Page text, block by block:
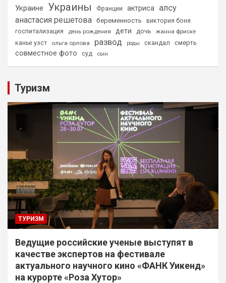
Украине Украины Франции актриса алсу
анастасия решетова беременность
виктория боня
госпитализация
день рождения дети дочь
жанна фриске
канье уэст
ольга орлова развод роды скандал смерть
совместное фото суд сын
Туризм
ТУРИЗМ
Ведущие российские ученые выступят в
качестве экспертов на фестивале
актуального научного кино «ФАНК Уикенд»
на курорте «Роза Хутор»